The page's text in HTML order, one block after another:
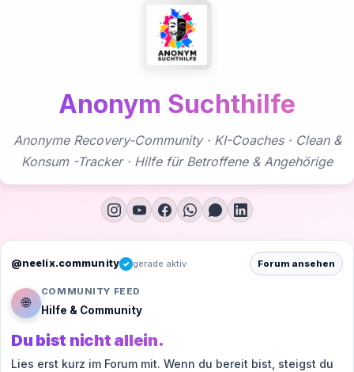
Anonym Suchthilfe
Anonyme Recovery-Community · KI-Coaches · Clean &
Konsum -Tracker · Hilfe für Betroffene & Angehörige
@neelix.community ✓ gerade aktiv Forum ansehen
🌐
COMMUNITY FEED
Hilfe & Community
Du bist nicht allein.
Lies erst kurz im Forum mit. Wenn du bereit bist, steigst du